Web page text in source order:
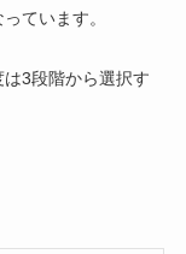
ています。
3段階から選択す